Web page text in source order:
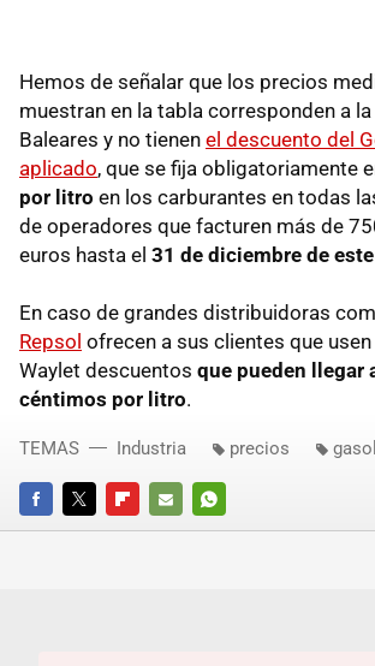
Hemos de señalar que los precios
muestran en la tabla corresponden a
Baleares y no tienen el descuento del
aplicado, que se fija obligatoriamente
por litro en los carburantes en todas
de operadores que facturen más de
euros hasta el 31 de diciembre de
En caso de grandes distribuidoras
Repsol ofrecen a sus clientes que
Waylet descuentos que pueden llegar
céntimos por litro.
FACEBOOKTWITTERFLIPBOARD
E-
WHATSAPP
TEMAS Industria precios